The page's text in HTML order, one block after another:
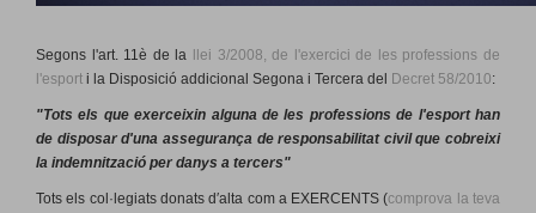
Segons l'art. 11è de la
llei 3/2008, de l'exercici de les professions de
l'esport i la Disposició addicional Segona i Tercera del Decret 58/2010:
"Tots els que exerceixin alguna de les professions de l'esport han
de disposar d'una assegurança de responsabilitat civil que cobreixi
la indemnització per danys a tercers"
Tots els col·legiats donats d′alta com a EXERCENTS (comprova la teva